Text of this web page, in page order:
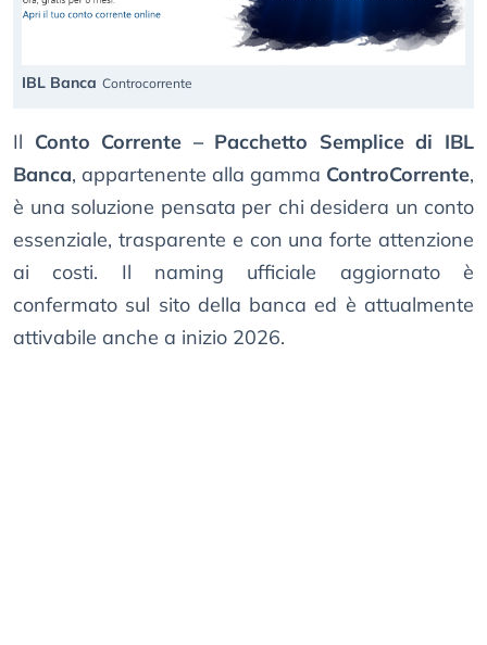
IBL Banca Controcorrente
Il Conto Corrente – Pacchetto Semplice di IBL
Banca, appartenente alla gamma ControCorrente,
è una soluzione pensata per chi desidera un conto
essenziale, trasparente e con una forte attenzione
ai costi. Il naming ufficiale aggiornato è
confermato sul sito della banca ed è attualmente
attivabile anche a inizio 2026.